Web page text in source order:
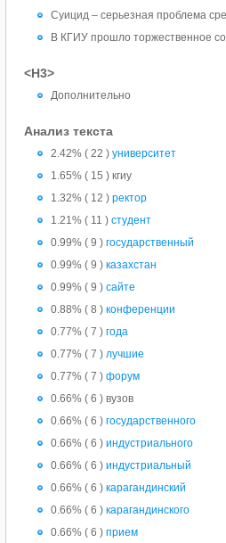
Суицид – серьезная проблема
В КГИУ прошло торжественное
<H3>
Дополнительно
Анализ текста
2.42% ( 22 ) университет
1.65% ( 15 ) кгиу
1.32% ( 12 ) ректор
1.21% ( 11 ) студент
0.99% ( 9 ) государственный
0.99% ( 9 ) казахстан
0.99% ( 9 ) сайте
0.88% ( 8 ) конференции
0.77% ( 7 ) года
0.77% ( 7 ) лучшие
0.77% ( 7 ) форум
0.66% ( 6 ) вузов
0.66% ( 6 ) государственного
0.66% ( 6 ) индустриального
0.66% ( 6 ) индустриальный
0.66% ( 6 ) карагандинский
0.66% ( 6 ) карагандинского
0.66% ( 6 ) прием